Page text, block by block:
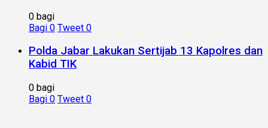
0 bagi
Bagi 0 Tweet 0
Polda Jabar Lakukan Sertijab 13 Kapolres dan
Kabid TIK
0 bagi
Bagi 0 Tweet 0